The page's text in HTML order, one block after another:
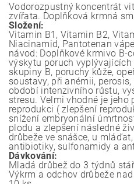
Vodorozpustný koncentrát
zvířata. Doplňková krmná
Složení:
Vitamin B1, Vitamin B2,
Niacinamid, Pantotenan
návod: Doplňkové krmivo B-
výskytu poruch
skupiny B, poruchy kůže,
soustavy, při anémii,
období intenzivního růstu,
stresu. Velmi vhodné je jeho
reprodukci ( zlepšení
snížení embryonální
plodu a zlepšení následné
drůbeže ve snášce, u
antibiotiky, sulfonamidy a
Dávkování:
Mladá drůbež do 3 týdnů
Výkrm a odchov drůbeže